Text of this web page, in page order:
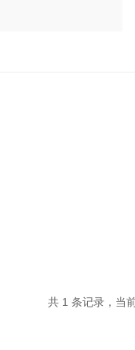
共 1 条记录，当